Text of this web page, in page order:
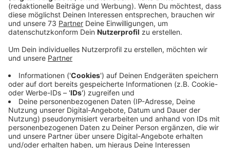
Morningshow macht’s möglich.
Jeden Morgen öffnen Daniel und Sina live in der
Morningshow das aktuelle Adventskalender-Türchen.
Sobald das Türchen aufgeht und das Geschenk
bekannt ist, heißt es für Euch:„Schnell anrufen und in